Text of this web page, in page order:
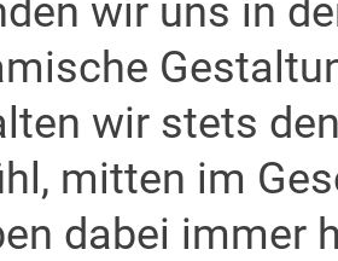
wir uns in
wir stets
mitten im
dabei immer